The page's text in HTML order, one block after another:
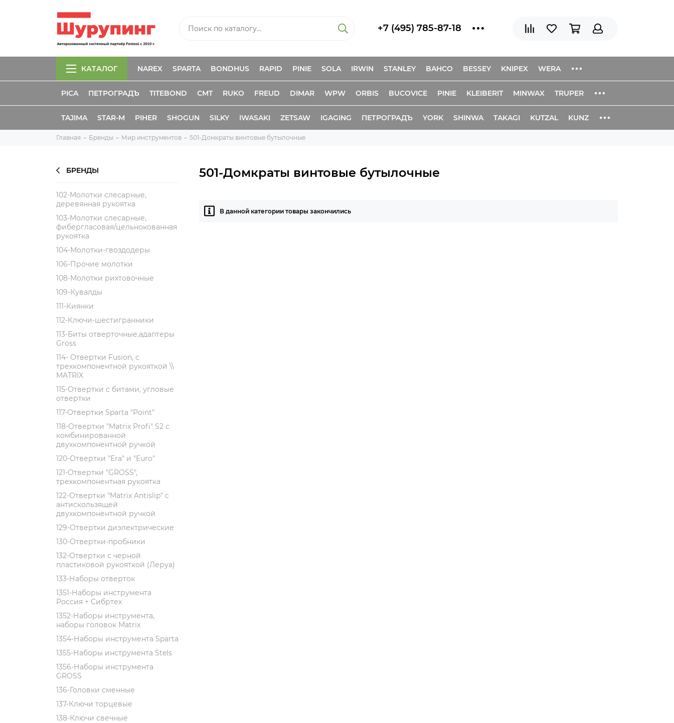
+7 (495) 785-87-18
КАТАЛОГ NAREX SPARTA BONDHUS RAPID PINIE SOLA IRWIN STANLEY BAHCO BESSEY KNIPEX WERA
PICA ПЕТРОГРАДЪ TITEBOND CMT RUKO FREUD DIMAR WPW ORBIS BUCOVICE PINIE KLEIBERIT MINWAX TRUPER
TAJIMA STAR-M PIHER SHOGUN SILKY IWASAKI ZETSAW IGAGING ПЕТРОГРАДЪ YORK SHINWA TAKAGI KUTZAL KUNZ
Главная Бренды Мир инструментов 501-Домкраты винтовые бутылочные
БРЕНДЫ
102-Молотки слесарные,
деревянная рукоятка
103-Молотки слесарные,
фибергласовая/цельнокованная
рукоятка
104-Молотки-гвоздодеры
106-Прочие молотки
108-Молотки рихтовочные
109-Кувалды
111-Киянки
112-Ключи-шестигранники
113-Биты отверточные,адаптеры
Gross
114- Отвертки Fusion, c
трехкомпонентной рукояткой \\
MATRIX
115-Отвертки с битами, угловые
отвертки
117-Отвертки Sparta "Point"
118-Отвертки "Matrix Profi" S2 с
комбинированной
двухкомпонентной ручкой
120-Отвертки "Era" и "Euro"
121-Отвертки "GROSS",
трехкомпонентная рукоятка
122-Отвертки "Matrix Antislip" с
антискользящей
двухкомпонентной ручкой
129-Отвертки диэлектрические
130-Отвертки-пробники
132-Отвертки с черной
пластиковой рукояткой (Леруа)
133-Наборы отверток
1351-Наборы инструмента
Россия + Сибртех
1352-Наборы инструмента,
наборы головок Matrix
1354-Наборы инструмента Sparta
1355-Наборы инструмента Stels
1356-Наборы инструмента
GROSS
136-Головки сменные
137-Ключи торцевые
138-Ключи свечные
501-Домкраты винтовые бутылочные
В данной категории товары закончились